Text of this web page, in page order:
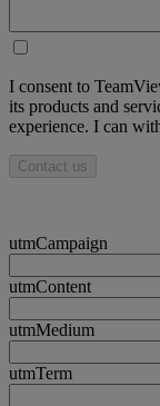
I consent to
its products and
experience. I can
Contact us
utmCampaign
utmContent
utmMedium
utmTerm